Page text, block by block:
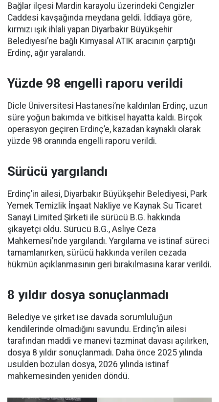
Bağlar ilçesi Mardin karayolu üzerindeki Cengizler
Caddesi kavşağında meydana geldi. İddiaya göre,
kırmızı ışık ihlali yapan Diyarbakır Büyükşehir
Belediyesi’ne bağlı Kimyasal ATIK aracının çarptığı
Erdinç, ağır yaralandı.
Yüzde 98 engelli raporu verildi
Dicle Üniversitesi Hastanesi’ne kaldırılan Erdinç, uzun
süre yoğun bakımda ve bitkisel hayatta kaldı. Birçok
operasyon geçiren Erdinç’e, kazadan kaynaklı olarak
yüzde 98 oranında engelli raporu verildi.
Sürücü yargılandı
Erdinç’in ailesi, Diyarbakır Büyükşehir Belediyesi, Park
Yemek Temizlik İnşaat Nakliye ve Kaynak Su Ticaret
Sanayi Limited Şirketi ile sürücü B.G. hakkında
şikayetçi oldu. Sürücü B.G., Asliye Ceza
Mahkemesi’nde yargılandı. Yargılama ve istinaf süreci
tamamlanırken, sürücü hakkında verilen cezada
hükmün açıklanmasının geri bırakılmasına karar verildi.
8 yıldır dosya sonuçlanmadı
Belediye ve şirket ise davada sorumluluğun
kendilerinde olmadığını savundu. Erdinç’in ailesi
tarafından maddi ve manevi tazminat davası açılırken,
dosya 8 yıldır sonuçlanmadı. Daha önce 2025 yılında
usulden bozulan dosya, 2026 yılında istinaf
mahkemesinden yeniden döndü.